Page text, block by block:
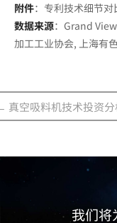
附件：专利技术细节
数据来源：Grand
加工工业协会, 上海有
真空吸料机技术投资分
我们将